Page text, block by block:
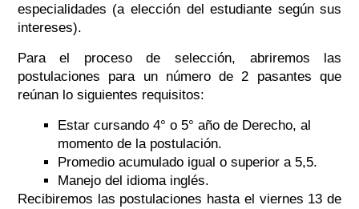
especialidades (a elección del estudiante según sus
intereses).
Para el proceso de selección, abriremos las
postulaciones para un número de 2 pasantes que
reúnan lo siguientes requisitos:
Estar cursando 4° o 5° año de Derecho, al
momento de la postulación.
Promedio acumulado igual o superior a 5,5.
Manejo del idioma inglés.
Recibiremos las postulaciones hasta el viernes 13 de